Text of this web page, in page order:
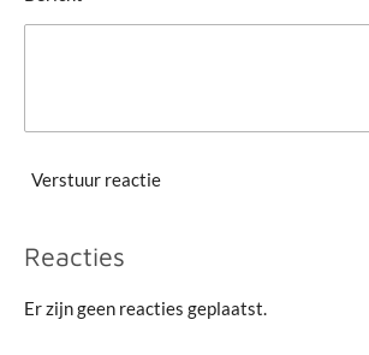
Verstuur reactie
Reacties
Er zijn geen reacties geplaatst.